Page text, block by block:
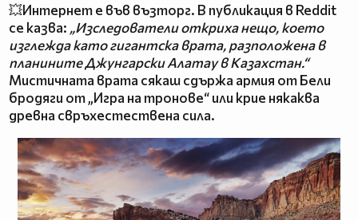
💥Интернет е във възторг. В публикация в Reddit
се казва: „Изследователи откриха нещо, което
изглежда като гигантска врата, разположена в
планините Джунгарски Алатау в Казахстан.“
Мистичната врата сякаш сдържа армия от Бели
бродяги от „Игра на тронове“ или крие някаква
древна свръхестествена сила.